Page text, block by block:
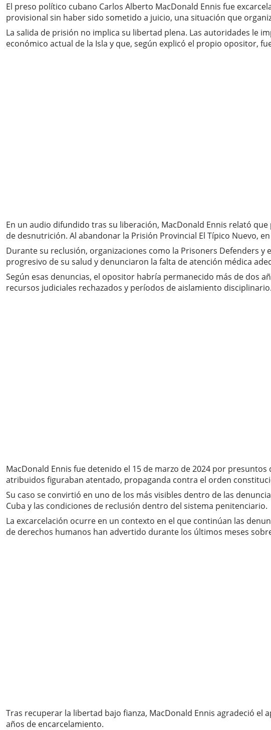
El preso político cubano Carlos Alberto MacDonald Ennis fue
provisional sin haber sido sometido a juicio, una situación que
La salida de prisión no implica su libertad plena. Las autoridades le
económico actual de la Isla y que, según explicó el propio opositor,
En un audio difundido tras su liberación, MacDonald Ennis relató
de desnutrición. Al abandonar la Prisión Provincial El Típico Nuevo,
Durante su reclusión, organizaciones como la Prisoners Defenders
progresivo de su salud y denunciaron la falta de atención médica
Según esas denuncias, el opositor habría permanecido más de dos
recursos judiciales rechazados y períodos de aislamiento disciplinario.
MacDonald Ennis fue detenido el 15 de marzo de 2024 por
atribuidos figuraban atentado, propaganda contra el orden
Su caso se convirtió en uno de los más visibles dentro de las
Cuba y las condiciones de reclusión dentro del sistema penitenciario.
La excarcelación ocurre en un contexto en el que continúan las
de derechos humanos han advertido durante los últimos meses
Tras recuperar la libertad bajo fianza, MacDonald Ennis agradeció
años de encarcelamiento.